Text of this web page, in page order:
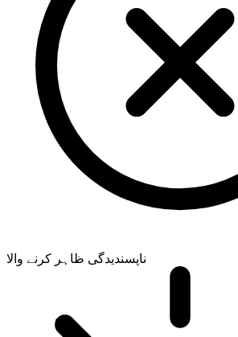
ناپسندیدگی ظاہر کرنے والا